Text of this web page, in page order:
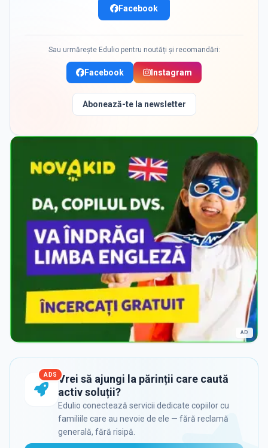
Facebook
Sau urmărește Edulio pentru noutăți și recomandări:
Facebook Instagram
Abonează-te la newsletter
AD
ADS Vrei să ajungi la părinții care caută
activ soluții?
Edulio conectează servicii dedicate copiilor cu
familiile care au nevoie de ele — fără reclamă
generală, fără risipă.